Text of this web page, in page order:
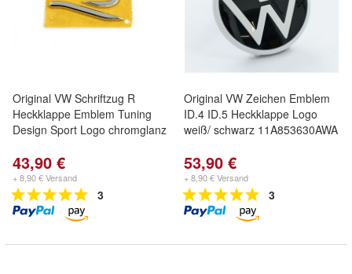
Original VW Schriftzug R
Heckklappe Emblem Tuning
Design Sport Logo chromglanz
43,90 €
+ 8,90 € Versand
3
Original VW Zeichen Emblem
ID.4 ID.5 Heckklappe Logo
weiß/ schwarz 11A853630AWA
53,90 €
+ 8,90 € Versand
3